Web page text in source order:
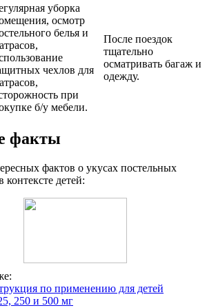
уборка
осмотр
белья и
чехлов для
при
б/у мебели.
После поездок
тщательно
осматривать багаж и
одежду.
факты
фактов о укусах постельных
детей:
по применению для детей
250 и 500 мг